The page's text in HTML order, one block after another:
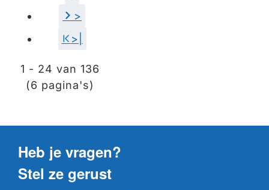
>
>|
1 - 24 van 136
(6 pagina's)
Heb je vragen?
Stel ze gerust